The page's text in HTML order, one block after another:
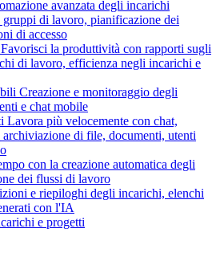
avanzata degli incarichi
gruppi di lavoro, pianificazione dei
di accesso
Favorisci la produttività con rapporti sugli
di lavoro, efficienza negli incarichi e
Creazione e monitoraggio degli
e chat mobile
Lavora più velocemente con chat,
di file, documenti, utenti
con la creazione automatica degli
dei flussi di lavoro
e riepiloghi degli incarichi, elenchi
con l'IA
e progetti